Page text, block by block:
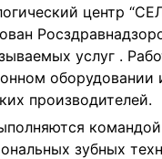
центр
услуг .
оборудовании
производителей.
командой
зубных